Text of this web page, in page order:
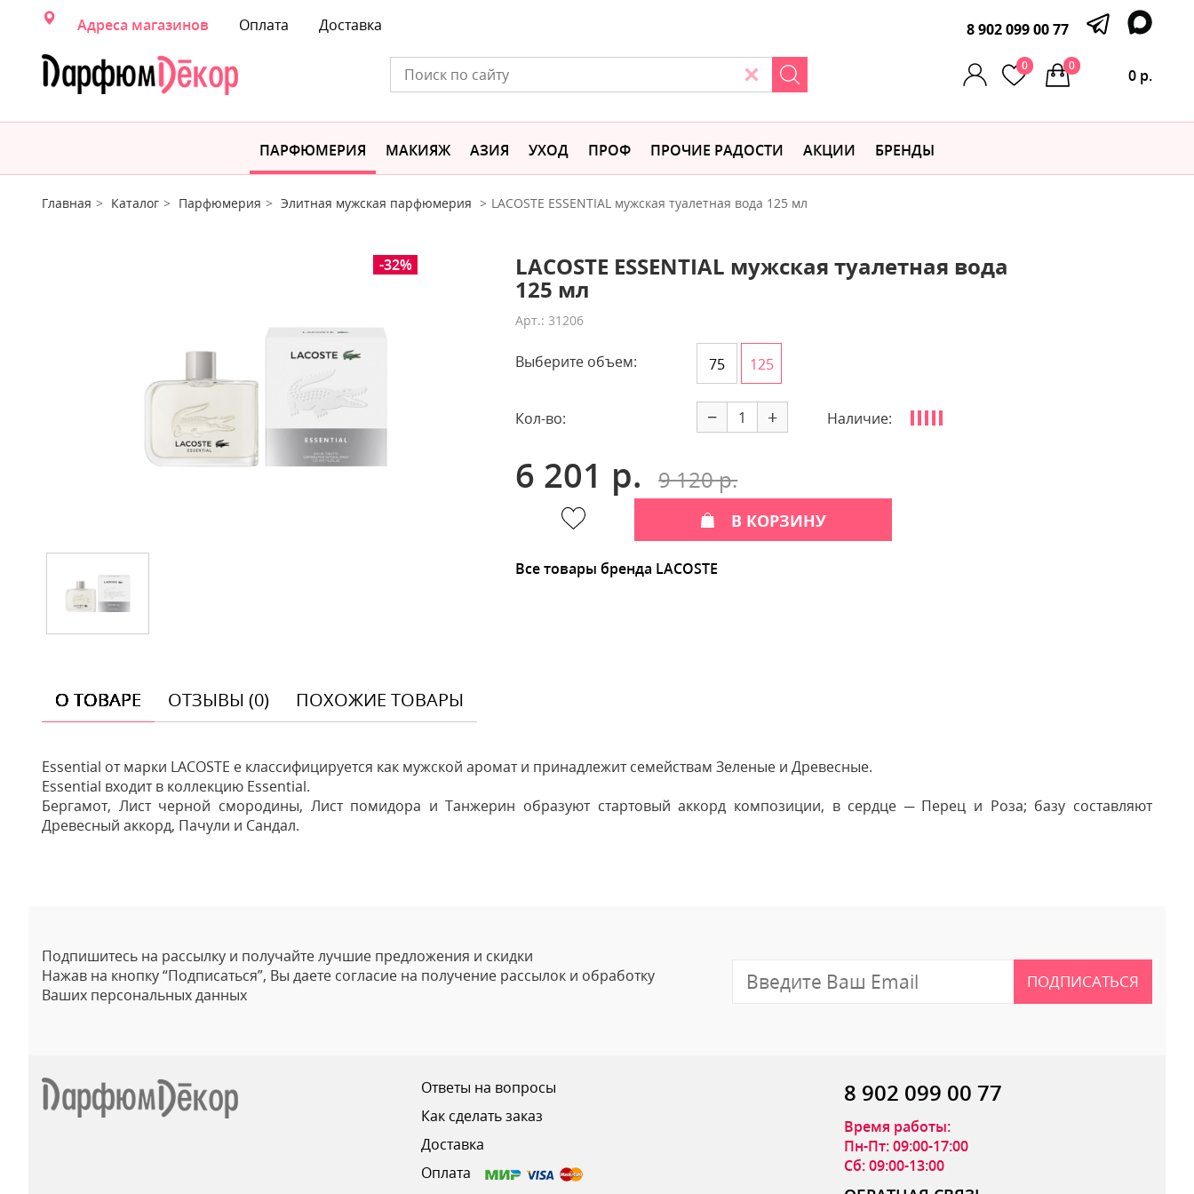
Адреса магазинов Оплата Доставка 8 902 099 00 77
0
0 р.
0
ПАРФЮМЕРИЯ МАКИЯЖ АЗИЯ УХОД ПРОФ ПРОЧИЕ РАДОСТИ АКЦИИ БРЕНДЫ
Главная Каталог Парфюмерия Элитная мужская парфюмерия LACOSTE ESSENTIAL мужская туалетная вода 125 мл
-32% LACOSTE ESSENTIAL мужская туалетная вода
125 мл
Арт.: 31206
Выберите объем: 75 125
Кол-во: − + Наличие:
6 201 р. 9 120 р.
В КОРЗИНУ
Все товары бренда LACOSTE
О ТОВАРЕ ОТЗЫВЫ (0) ПОХОЖИЕ ТОВАРЫ
Essential от марки LACOSTE e классифицируется как мужской аромат и принадлежит семействам Зеленые и Древесные.
Essential входит в коллекцию Essential.
Бергамот, Лист черной смородины, Лист помидора и Танжерин образуют стартовый аккорд композиции, в сердце ─ Перец и Роза; базу составляют
Древесный аккорд, Пачули и Сандал.
Подпишитесь на рассылку и получайте лучшие предложения и скидки
Нажав на кнопку “Подписаться”, Вы даете согласие на получение рассылок и обработку
Ваших персональных данных
ПОДПИСАТЬСЯ
Ответы на вопросы
Как сделать заказ
Доставка
Оплата
8 902 099 00 77
Время работы:
Пн-Пт: 09:00-17:00
Сб: 09:00-13:00